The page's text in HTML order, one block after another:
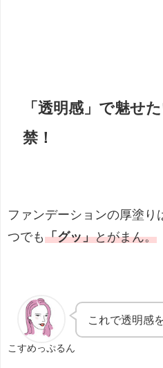
「透明感」で魅せ
禁！
ファンデーションの厚塗り
つでも「グッ」とがまん。
こすめっぷるん
これで透明感